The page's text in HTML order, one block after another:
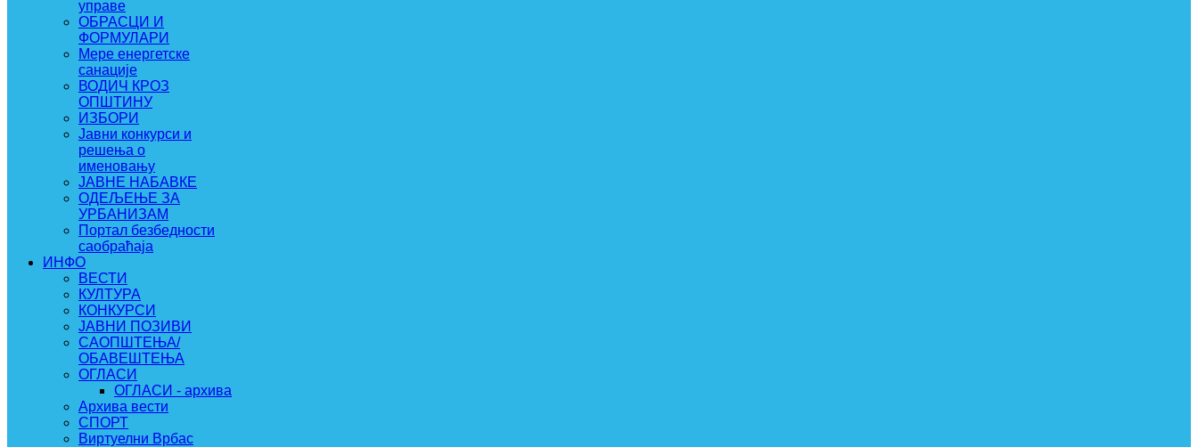
управе
ОБРАСЦИ И
ФОРМУЛАРИ
Мере енергетске
санације
ВОДИЧ КРОЗ
ОПШТИНУ
ИЗБОРИ
Јавни конкурси и
решења о
именовању
ЈАВНЕ НАБАВКЕ
ОДЕЉЕЊЕ ЗА
УРБАНИЗАМ
Портал безбедности
саобраћаја
ИНФО
ВЕСТИ
КУЛТУРА
КОНКУРСИ
ЈАВНИ ПОЗИВИ
САОПШТЕЊА/
ОБАВЕШТЕЊА
ОГЛАСИ
ОГЛАСИ - архива
Архива вести
СПОРТ
Виртуелни Врбас